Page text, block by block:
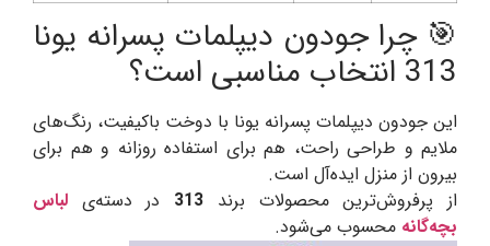
🎯 چرا جودون دیپلمات پسرانه یونا
313 انتخاب مناسبی است؟
این جودون دیپلمات پسرانه یونا با دوخت باکیفیت، رنگ‌های
ملایم و طراحی راحت، هم برای استفاده روزانه و هم برای
بیرون از منزل ایده‌آل است.
از پرفروش‌ترین محصولات برند 313 در دسته‌ی لباس
بچه‌گانه محسوب می‌شود.